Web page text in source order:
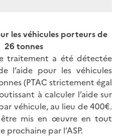
les véhicules porteurs de
26 tonnes
traitement a été détectée
l’aide pour les véhicules
(PTAC strictement égal
à calculer l’aide sur
véhicule, au lieu de 400€.
mis en œuvre en tout
prochaine par l’ASP.